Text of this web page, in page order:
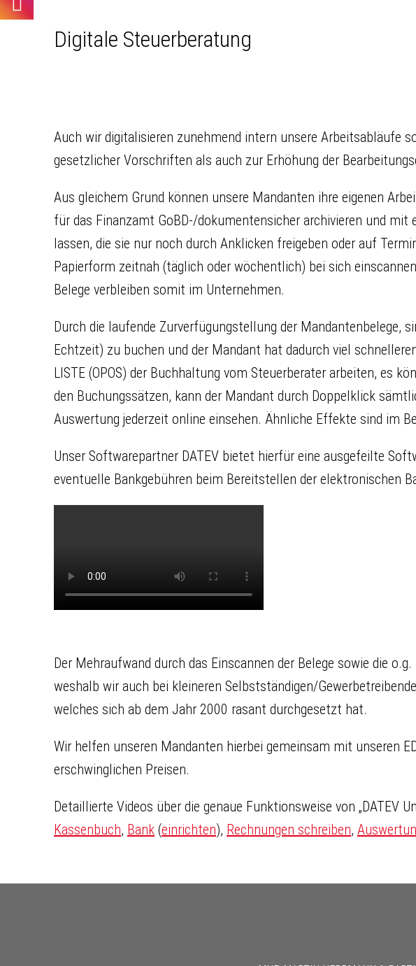
Digitale Steuerberatung
Auch wir digitalisieren zunehmend intern unsere Arbeitsabläufe
gesetzlicher Vorschriften als auch zur Erhöhung der
Aus gleichem Grund können unsere Mandanten ihre eigenen
für das Finanzamt GoBD-/dokumentensicher archivieren und
lassen, die sie nur noch durch Anklicken freigeben oder auf
Papierform zeitnah (täglich oder wöchentlich) bei sich
Belege verbleiben somit im Unternehmen.
Durch die laufende Zurverfügungstellung der Mandantenbelege,
Echtzeit) zu buchen und der Mandant hat dadurch viel
LISTE (OPOS) der Buchhaltung vom Steuerberater arbeiten, es
den Buchungssätzen, kann der Mandant durch Doppelklick
Auswertung jederzeit online einsehen. Ähnliche Effekte sind im
Unser Softwarepartner DATEV bietet hierfür eine ausgefeilte
eventuelle Bankgebühren beim Bereitstellen der elektronischen
Der Mehraufwand durch das Einscannen der Belege sowie die
weshalb wir auch bei kleineren Selbstständigen/
welches sich ab dem Jahr 2000 rasant durchgesetzt hat.
Wir helfen unseren Mandanten hierbei gemeinsam mit unseren
erschwinglichen Preisen.
Detaillierte Videos über die genaue Funktionsweise von „DATEV
Kassenbuch, Bank (einrichten), Rechnungen schreiben,